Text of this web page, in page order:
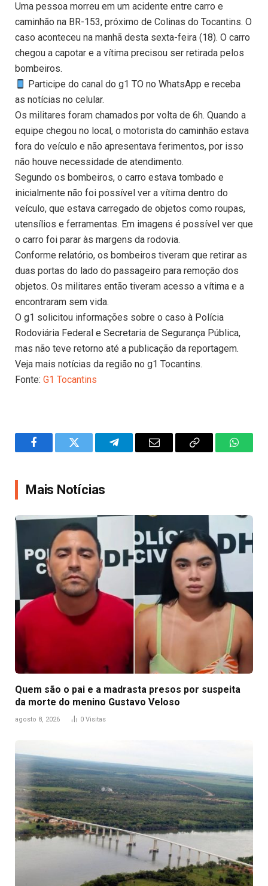
Uma pessoa morreu em um acidente entre carro e
caminhão na BR-153, próximo de Colinas do Tocantins. O
caso aconteceu na manhã desta sexta-feira (18). O carro
chegou a capotar e a vítima precisou ser retirada pelos
bombeiros.
Participe do canal do g1 TO no WhatsApp e receba
as notícias no celular.
Os militares foram chamados por volta de 6h. Quando a
equipe chegou no local, o motorista do caminhão estava
fora do veículo e não apresentava ferimentos, por isso
não houve necessidade de atendimento.
Segundo os bombeiros, o carro estava tombado e
inicialmente não foi possível ver a vítima dentro do
veículo, que estava carregado de objetos como roupas,
utensílios e ferramentas. Em imagens é possível ver que
o carro foi parar às margens da rodovia.
Conforme relatório, os bombeiros tiveram que retirar as
duas portas do lado do passageiro para remoção dos
objetos. Os militares então tiveram acesso a vítima e a
encontraram sem vida.
O g1 solicitou informações sobre o caso à Polícia
Rodoviária Federal e Secretaria de Segurança Pública,
mas não teve retorno até a publicação da reportagem.
Veja mais notícias da região no g1 Tocantins.
Fonte: G1 Tocantins
FacebookTwitter TelegramEmail
Copy
Mais Notícias
Quem são o pai e a madrasta presos por suspeita
da morte do menino Gustavo Veloso
agosto 8, 2026 0 Visitas